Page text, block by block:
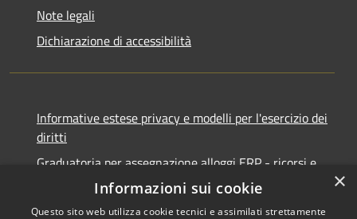
Note legali
Dichiarazione di accessibilità
Informative estese privacy e modelli per l'esercizio dei
diritti
Graduatoria per assegnazione alloggi ERP - ricorsi e
×
Informazioni sui cookie
Questo sito web utilizza cookie tecnici e assimilati strettamente